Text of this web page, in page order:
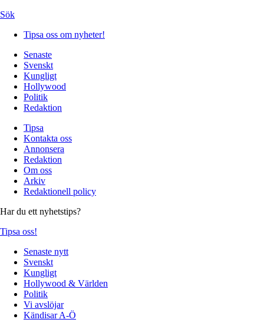
Sök
Tipsa oss om nyheter!
Senaste
Svenskt
Kungligt
Hollywood
Politik
Redaktion
Tipsa
Kontakta oss
Annonsera
Redaktion
Om oss
Arkiv
Redaktionell policy
Har du ett nyhetstips?
Tipsa oss!
Senaste nytt
Svenskt
Kungligt
Hollywood & Världen
Politik
Vi avslöjar
Kändisar A-Ö